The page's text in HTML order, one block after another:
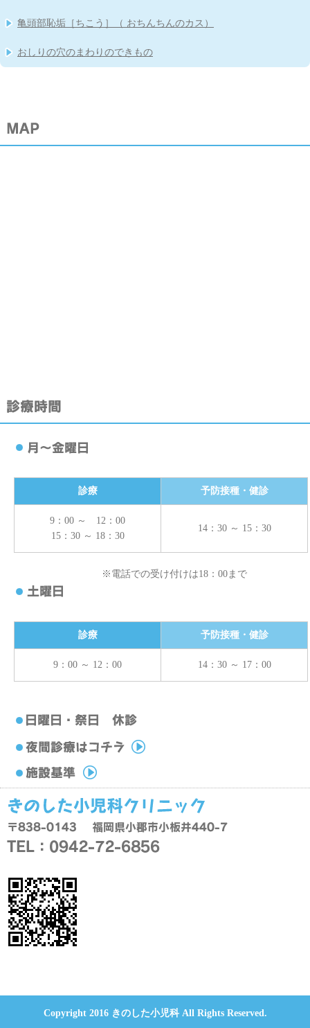
亀頭部恥垢［ちこう］（ おちんちんのカス）
おしりの穴のまわりのできもの
診療 予防接種・健診
9：00 ～ 12：00
15：30 ～ 18：30
14：30 ～ 15：30
※電話での受け付けは18：00まで
診療 予防接種・健診
9：00 ～ 12：00 14：30 ～ 17：00
Copyright 2016 きのした小児科 All Rights Reserved.